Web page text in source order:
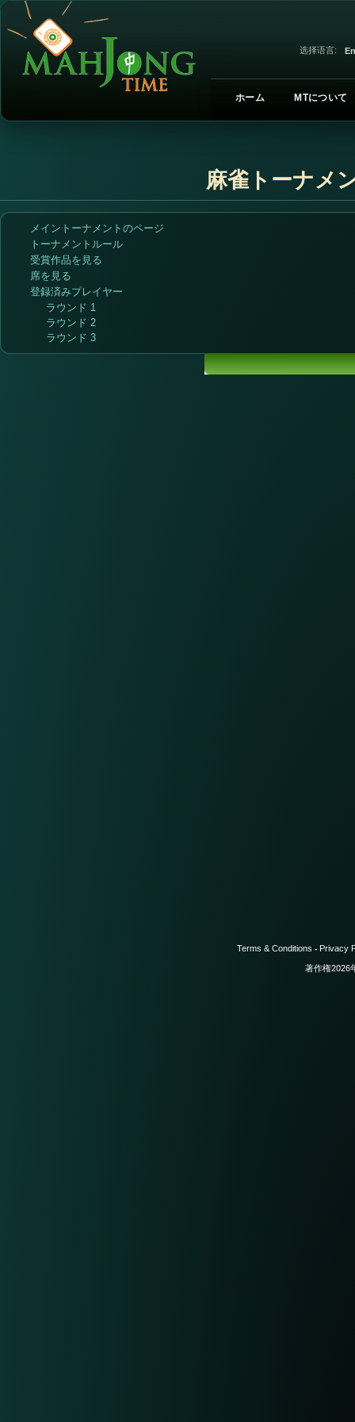
选择语言:
ホーム MTについて
麻雀トーナメ
メイントーナメントのページ
トーナメントルール
受賞作品を見る
席を見る
登録済みプレイヤー
ラウンド 1
ラウンド 2
ラウンド 3
Terms & Conditions - Privacy
著作権2026